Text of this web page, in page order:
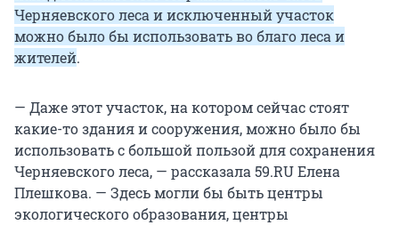
Черняевского леса и исключенный участок
можно было бы использовать во благо леса и
жителей.
— Даже этот участок, на котором сейчас стоят
какие-то здания и сооружения, можно было бы
использовать с большой пользой для сохранения
Черняевского леса, — рассказала 59.RU Елена
Плешкова. — Здесь могли бы быть центры
экологического образования, центры